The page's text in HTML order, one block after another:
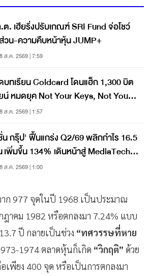
. เฮียริ่งปรับเกณฑ์ SRI Fund จ่อโชว์
วน-ความคืบหน้าหุ้น JUMP+
ส.ค. 2569 | 7:59
ทเรียน Coldcard โดนแฮ็ก 1,300 บิต
Not Your
ส.ค. 2569 | 1:57
น กรุ๊ป' ฟื้นแกร่ง Q2/69 พลิกกำไร 16.5
เพิ่มขึ้น 134% เดินหน้าสู่ MediaTech
ปแบบ
ส.ค. 2569 | 1:00
ก 977 จุดในปี 1968 เป็นประมาณ
ฎาคม 1982 หรือตกลงมา 7.24% แบบ
ปี กลายเป็นช่วง “ทศวรรษที่หาย
1974 ตลาดหุ้นก็เกิด “วิกฤติ” ด้วย
เพียง 400 จุด หรือเป็นการตกลงมา